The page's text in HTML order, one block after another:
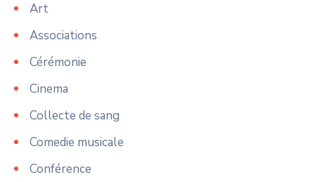
Art
Associations
Cérémonie
Cinema
Collecte de sang
Comedie musicale
Conférence